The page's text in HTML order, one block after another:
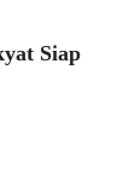
Siap